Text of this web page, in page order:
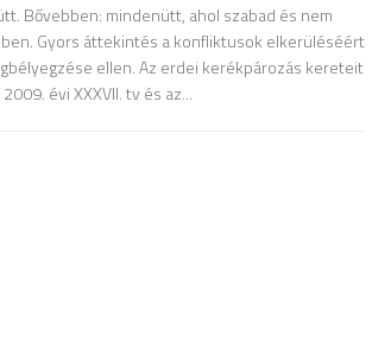
Bővebben: mindenütt, ahol szabad és nem
Gyors áttekintés a konfliktusok elkerüléséért
ellen. Az erdei kerékpározás kereteit
évi XXXVII. tv és az...